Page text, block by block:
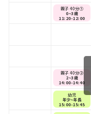
親子 40分①
0~3歳
11:20-12:00
親子 40分②
2~3歳
14:00-14:40
幼児
年少~年長
15:00-15:45